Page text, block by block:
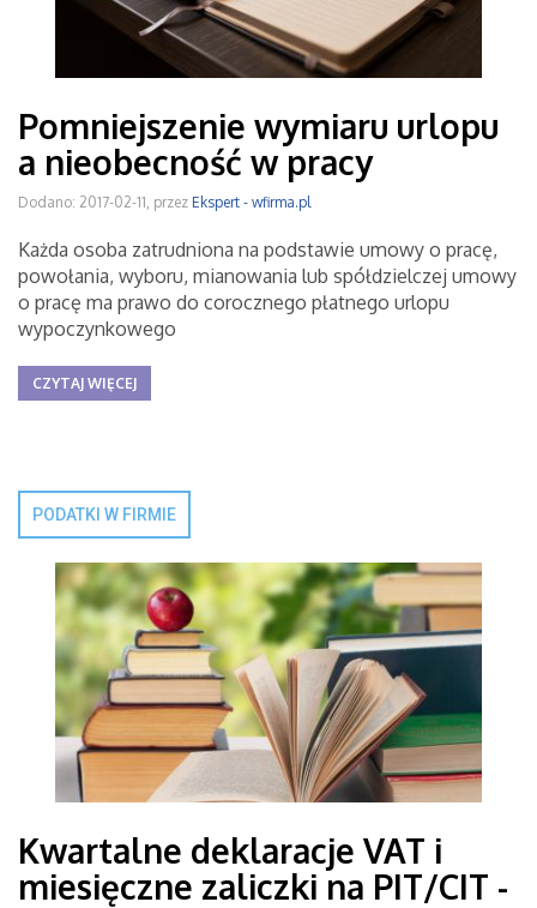
Pomniejszenie wymiaru urlopu
a nieobecność w pracy
Dodano: 2017-02-11, przez Ekspert - wfirma.pl
Każda osoba zatrudniona na podstawie umowy o pracę,
powołania, wyboru, mianowania lub spółdzielczej umowy
o pracę ma prawo do corocznego płatnego urlopu
wypoczynkowego
CZYTAJ WIĘCEJ
PODATKI W FIRMIE
Kwartalne deklaracje VAT i
miesięczne zaliczki na PIT/CIT -